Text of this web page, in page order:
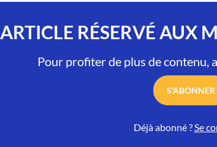
ARTICLE RÉSERVÉ AUX
Pour profiter de plus de contenu,
S'ABONNER
Déjà abonné ?Se